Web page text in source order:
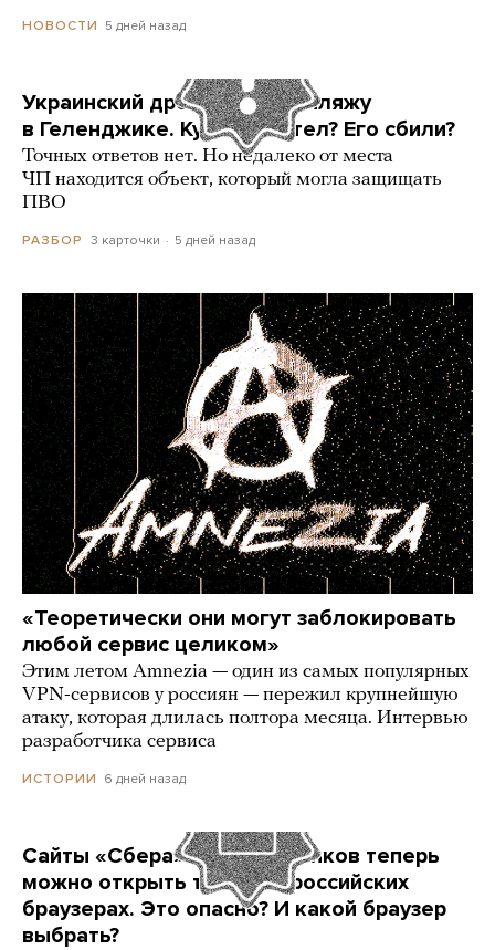
НОВОСТИ 5 дней назад
Украинский дрон попал по пляжу
в Геленджике. Куда он летел? Его сбили?
Точных ответов нет. Но недалеко от места
ЧП находится объект, который могла защищать
ПВО
РАЗБОР 3 карточки 5 дней назад
«Теоретически они могут заблокировать
любой сервис целиком»
Этим летом Amnezia — один из самых популярных
VPN-сервисов у россиян — пережил крупнейшую
атаку, которая длилась полтора месяца. Интервью
разработчика сервиса
ИСТОРИИ 6 дней назад
Сайты «Сбера» и других банков теперь
можно открыть только в российских
браузерах. Это опасно? И какой браузер
выбрать?